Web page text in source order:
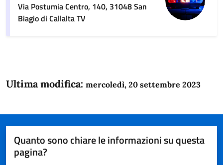
Via Postumia Centro, 140, 31048 San
Biagio di Callalta TV
Ultima modifica: mercoledì, 20 settembre 2023
Quanto sono chiare le informazioni su questa
pagina?